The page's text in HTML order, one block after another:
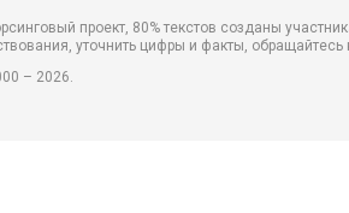
проект, 80% текстов созданы
уточнить цифры и факты,
– 2026.